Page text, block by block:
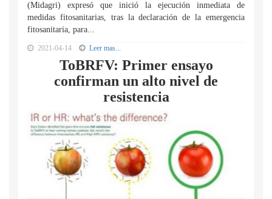
(Midagri) expresó que inició la ejecución inmediata de
medidas fitosanitarias, tras la declaración de la emergencia
fitosanitaria, para...
2021-04-14 Leer mas...
ToBRFV: Primer ensayo
confirman un alto nivel de
resistencia